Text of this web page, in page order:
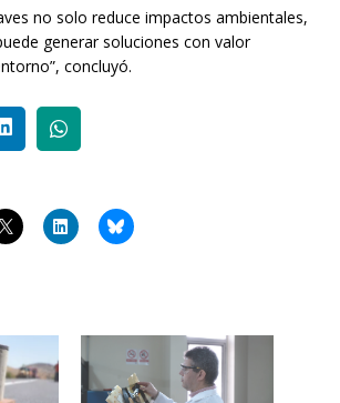
no solo reduce impactos ambientales,
generar soluciones con valor
concluyó.